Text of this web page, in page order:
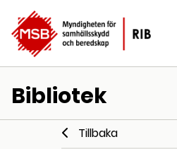
Bibliotek
Tillbaka